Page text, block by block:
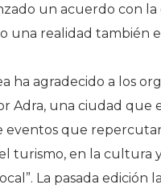
un acuerdo con la
una realidad también
ha agradecido a los
Adra, una ciudad que
eventos que
turismo, en la cultura
La pasada edición